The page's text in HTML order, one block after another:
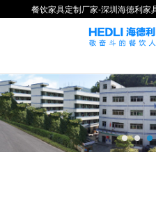
餐饮家具定制厂家-深圳海德利家